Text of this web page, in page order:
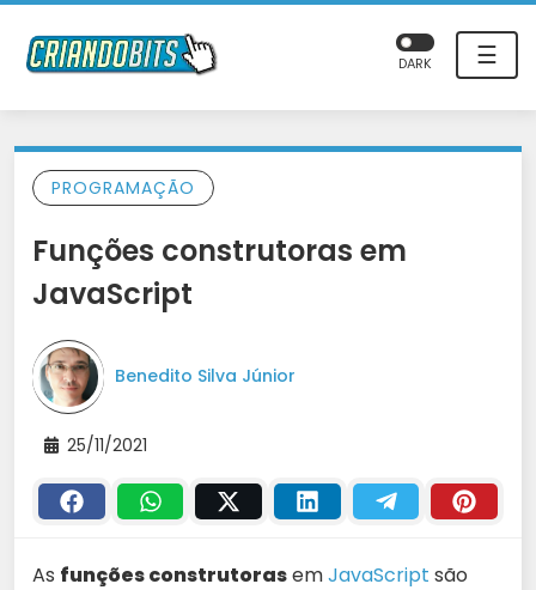
☰
DARK
PROGRAMAÇÃO
Funções construtoras em
JavaScript
Benedito Silva Júnior
25/11/2021
As funções construtorasemJavaScript são